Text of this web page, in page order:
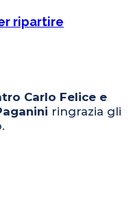
ripartire
Carlo Felice e
ringrazia gli